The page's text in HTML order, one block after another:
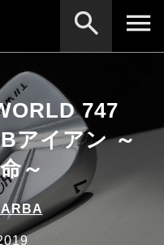
747
アイアン ～
～
ク
柄を入
検索